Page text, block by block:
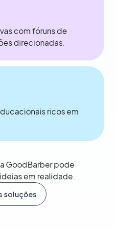
com fóruns de
direcionadas.
ricos em
GoodBarber pode
em realidade.
soluções